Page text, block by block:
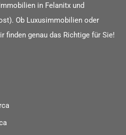
in Felanitx und
Ob Luxusimmobilien oder
finden genau das Richtige für Sie!